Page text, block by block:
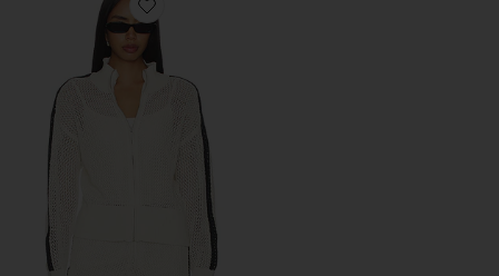
Favorite КУРТКА OPEN STITCH